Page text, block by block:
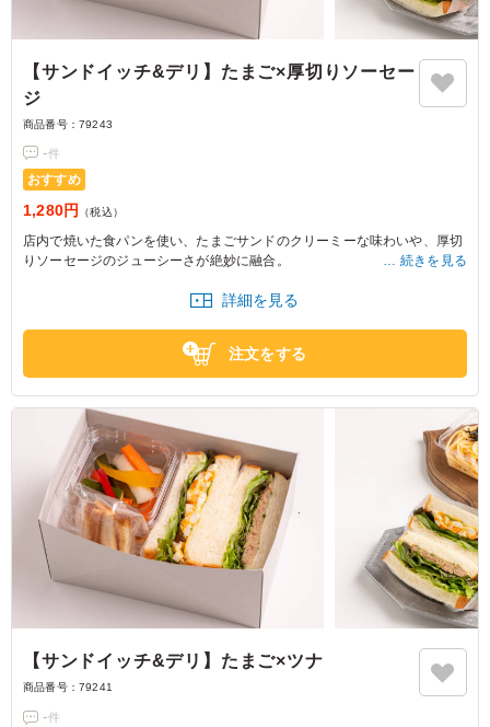
【サンドイッチ&デリ】たまご×厚切りソーセー
ジ
商品番号： 79243
-件
おすすめ
1,280円 （税込）
店内で焼いた食パンを使い、たまごサンドのクリーミーな味わいや、厚切
りソーセージのジューシーさが絶妙に融合。
続きを見る
詳細を見る
注文をする
【サンドイッチ&デリ】たまご×ツナ
商品番号： 79241
-件